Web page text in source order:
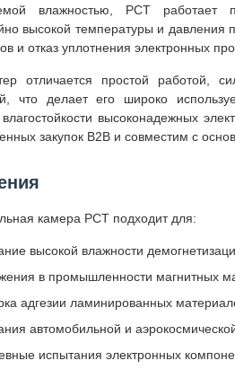
влажностью, PCT работает
высокой температуры и давления
и отказ уплотнения электронных
отличается простой работой,
что делает его широко
высоконадежных
закупок B2B и совместим с
камера PCT подходит для:
высокой влажности
в промышленности магнитных
адгезии ламинированных
автомобильной и
испытания электронных